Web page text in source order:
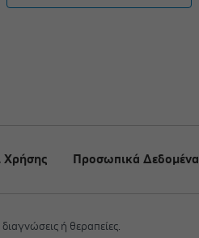
Χρήσης Προσωπικά Δεδομένα
ή θεραπείες.